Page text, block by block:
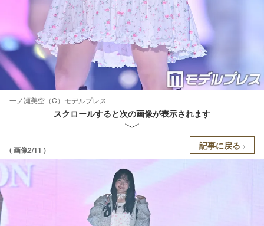
一ノ瀬美空（C）モデルプレス
スクロールすると次の画像が表示されます
( 画像2/11 ) 記事に戻る